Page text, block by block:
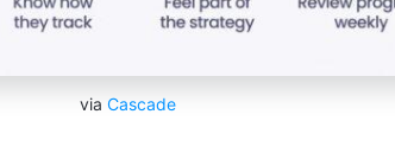
via Cascade